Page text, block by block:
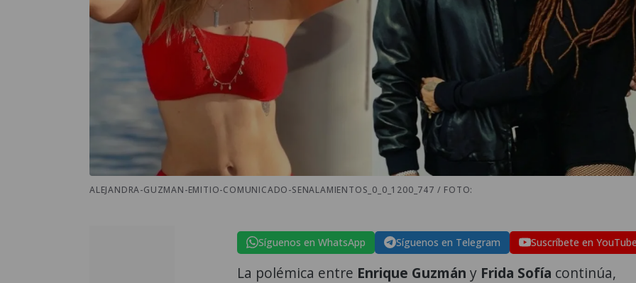
ALEJANDRA-GUZMAN-EMITIO-COMUNICADO-SENALAMIENTOS_0_0_1200_747 / FOTO:
Síguenos en WhatsApp Síguenos en Telegram Suscríbete en
La polémica entre Enrique Guzmán y Frida Sofía continúa,